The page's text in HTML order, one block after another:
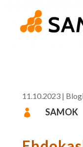
11.10.2023| Blogi
 SAMOK